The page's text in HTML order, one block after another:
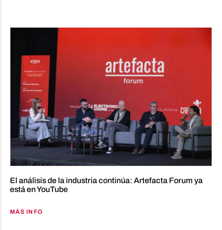
El análisis de la industria continúa: Artefacta Forum ya
está en YouTube
MÁS INFO